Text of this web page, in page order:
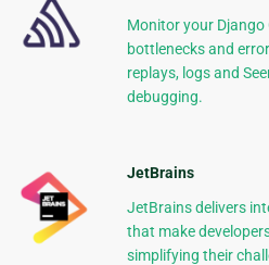
Monitor your Django
bottlenecks and
replays, logs and
debugging.
JetBrains
JetBrains delivers
that make
simplifying their